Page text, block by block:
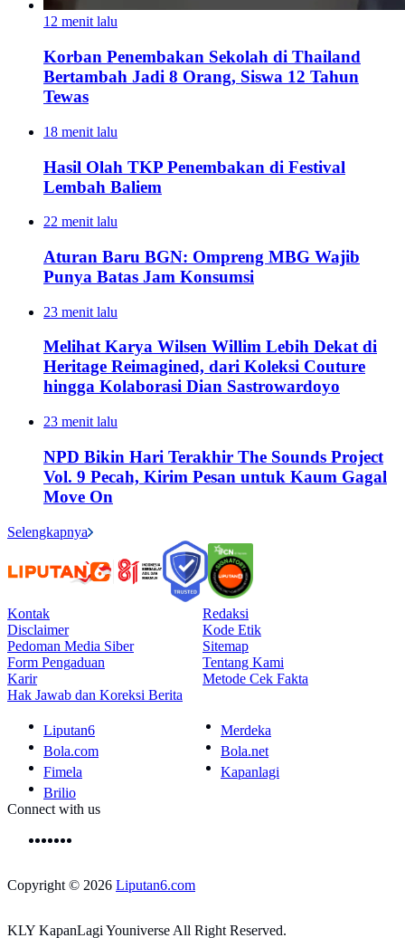
12 menit lalu
Korban Penembakan Sekolah di Thailand
Bertambah Jadi 8 Orang, Siswa 12 Tahun
Tewas
18 menit lalu
Hasil Olah TKP Penembakan di Festival
Lembah Baliem
22 menit lalu
Aturan Baru BGN: Ompreng MBG Wajib
Punya Batas Jam Konsumsi
23 menit lalu
Melihat Karya Wilsen Willim Lebih Dekat di
Heritage Reimagined, dari Koleksi Couture
hingga Kolaborasi Dian Sastrowardoyo
23 menit lalu
NPD Bikin Hari Terakhir The Sounds Project
Vol. 9 Pecah, Kirim Pesan untuk Kaum Gagal
Move On
Selengkapnya
Kontak
Redaksi
Disclaimer
Kode Etik
Pedoman Media Siber
Sitemap
Form Pengaduan
Tentang Kami
Karir
Metode Cek Fakta
Hak Jawab dan Koreksi Berita
Liputan6
Merdeka
Bola.com
Bola.net
Fimela
Kapanlagi
Brilio
Connect with us
Copyright © 2026 Liputan6.com
KLY KapanLagi Youniverse All Right Reserved.